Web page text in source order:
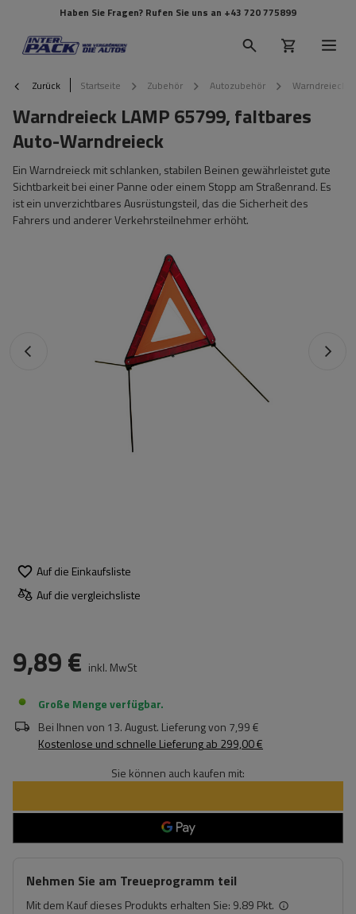
Haben Sie Fragen? Rufen Sie uns an +43 720 775899
Zurück Startseite Zubehör Autozubehör Warndreieck
Warndreieck LAMP 65799, faltbares
Auto-Warndreieck
Ein Warndreieck mit schlanken, stabilen Beinen gewährleistet gute
Sichtbarkeit bei einer Panne oder einem Stopp am Straßenrand. Es
ist ein unverzichtbares Ausrüstungsteil, das die Sicherheit des
Fahrers und anderer Verkehrsteilnehmer erhöht.
Auf die Einkaufsliste
Auf die vergleichsliste
9,89 € inkl. MwSt
Große Menge verfügbar
Bei Ihnen von 13. August. Lieferung von 7,99 €
Kostenlose und schnelle Lieferungab 299,00 €
Sie können auch kaufen mit:
Nehmen Sie am Treueprogramm teil
Mit dem Kauf dieses Produkts erhalten Sie: 9.89 Pkt.